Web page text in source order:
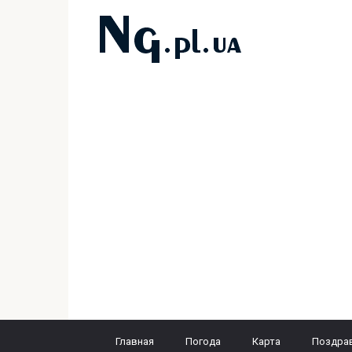
Главная Погода Карта